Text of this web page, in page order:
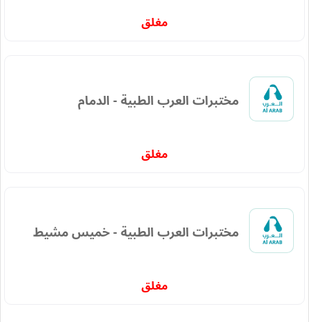
مغلق
مختبرات العرب الطبية - الدمام
مغلق
مختبرات العرب الطبية - خميس مشيط
مغلق